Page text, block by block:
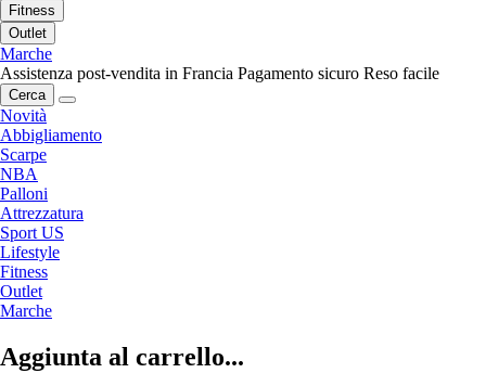
Fitness
Outlet
Marche
Assistenza post-vendita in Francia Pagamento sicuro Reso facile
Cerca
Novità
Abbigliamento
Scarpe
NBA
Palloni
Attrezzatura
Sport US
Lifestyle
Fitness
Outlet
Marche
Aggiunta al carrello...